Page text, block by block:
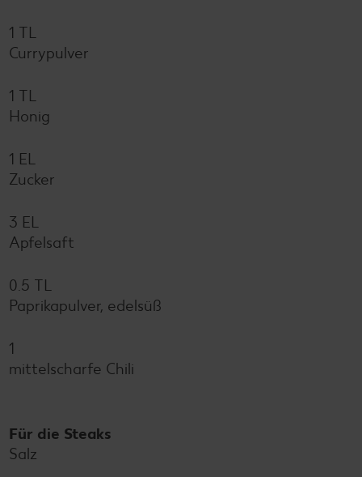
1 TL
Currypulver
1 TL
Honig
1 EL
Zucker
3 EL
Apfelsaft
0.5 TL
Paprikapulver, edelsüß
1
mittelscharfe Chili
Für die Steaks
Salz